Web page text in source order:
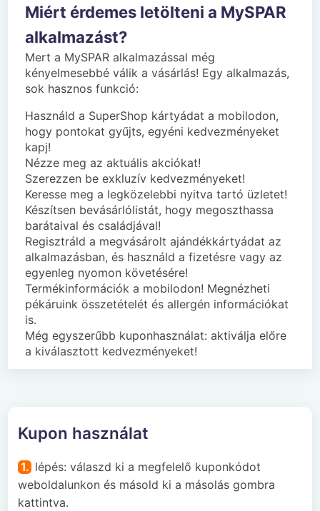
Miért érdemes letölteni a MySPAR
alkalmazást?
Mert a MySPAR alkalmazással még
kényelmesebbé válik a vásárlás! Egy alkalmazás,
sok hasznos funkció:
Használd a SuperShop kártyádat a mobilodon,
hogy pontokat gyűjts, egyéni kedvezményeket
kapj!
Nézze meg az aktuális akciókat!
Szerezzen be exkluzív kedvezményeket!
Keresse meg a legközelebbi nyitva tartó üzletet!
Készítsen bevásárlólistát, hogy megoszthassa
barátaival és családjával!
Regisztráld a megvásárolt ajándékkártyádat az
alkalmazásban, és használd a fizetésre vagy az
egyenleg nyomon követésére!
Termékinformációk a mobilodon! Megnézheti
pékáruink összetételét és allergén információkat
is.
Még egyszerűbb kuponhasználat: aktiválja előre
a kiválasztott kedvezményeket!
Kupon használat
1. lépés: válaszd ki a megfelelő kuponkódot
weboldalunkon és másold ki a másolás gombra
kattintva.